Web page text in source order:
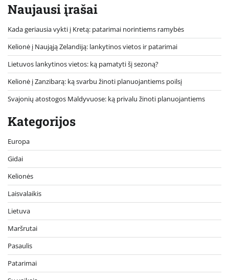
Naujausi įrašai
Kada geriausia vykti į Kretą: patarimai norintiems ramybės
Kelionė į Naująją Zelandiją: lankytinos vietos ir patarimai
Lietuvos lankytinos vietos: ką pamatyti šį sezoną?
Kelionė į Zanzibarą: ką svarbu žinoti planuojantiems poilsį
Svajonių atostogos Maldyvuose: ką privalu žinoti planuojantiems
Kategorijos
Europa
Gidai
Kelionės
Laisvalaikis
Lietuva
Maršrutai
Pasaulis
Patarimai